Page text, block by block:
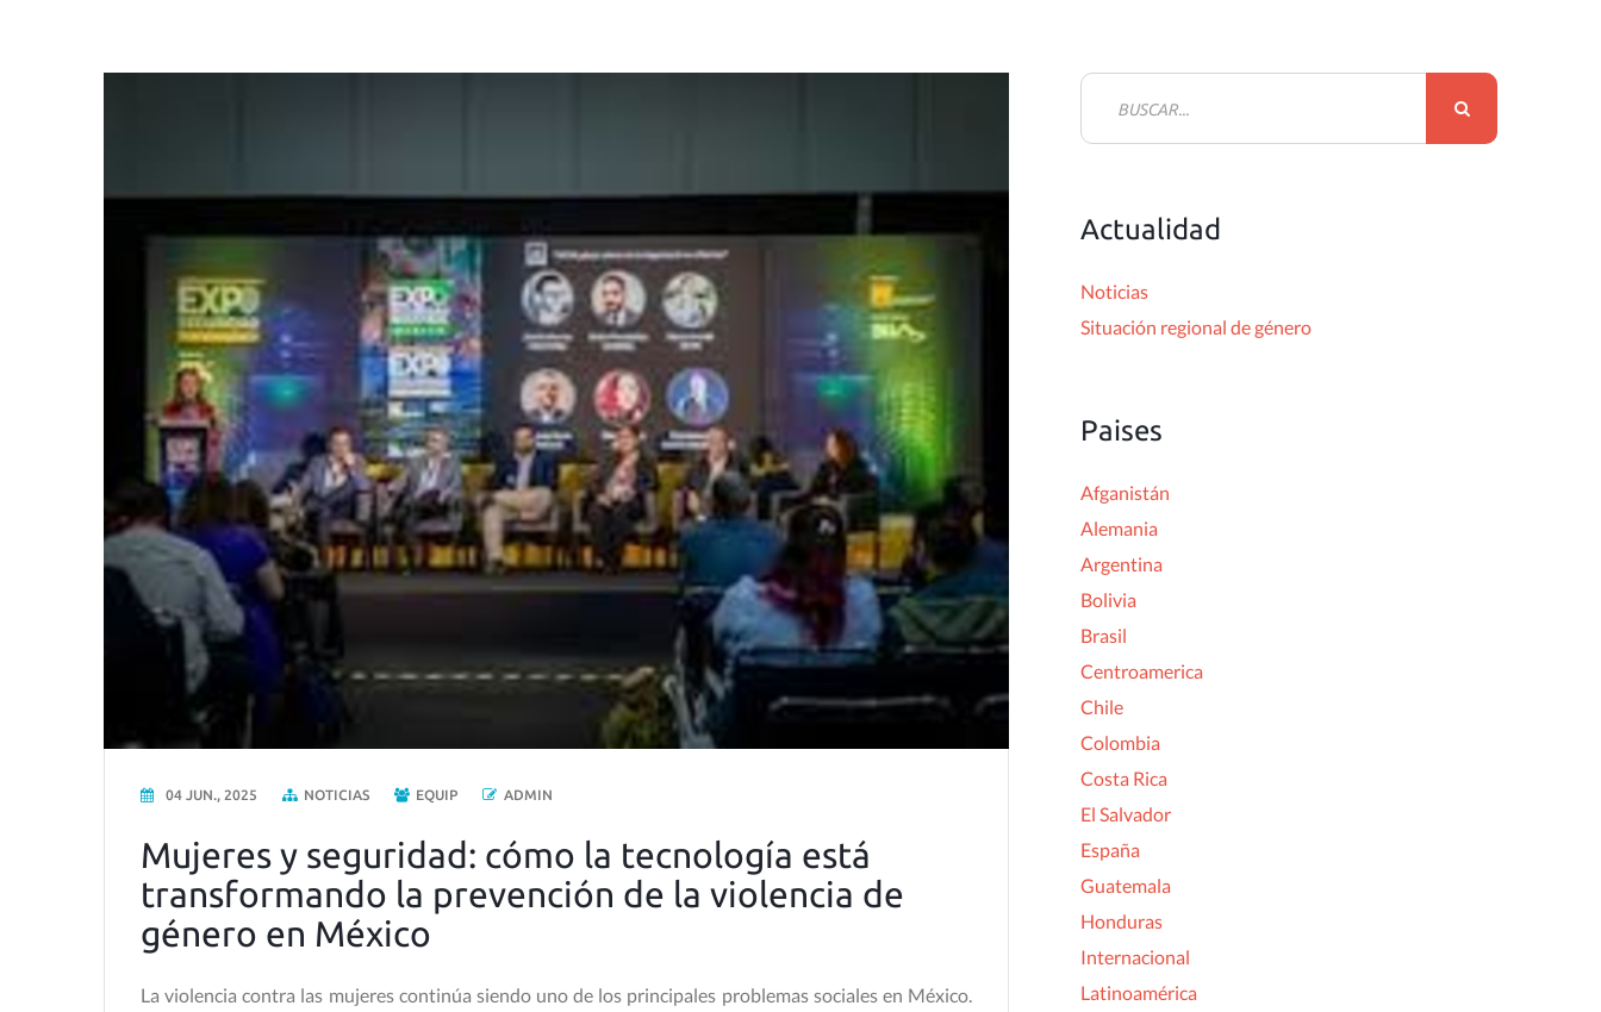
04 JUN., 2025 NOTICIAS EQUIP ADMIN
Mujeres y seguridad: cómo la tecnología está
transformando la prevención de la violencia de
género en México
La violencia contra las mujeres continúa siendo uno de los principales problemas sociales en México.
B
a
:
Actualidad
Noticias
Situación regional de género
Paises
Afganistán
Alemania
Argentina
Bolivia
Brasil
Centroamerica
Chile
Colombia
Costa Rica
El Salvador
España
Guatemala
Honduras
Internacional
Latinoamérica